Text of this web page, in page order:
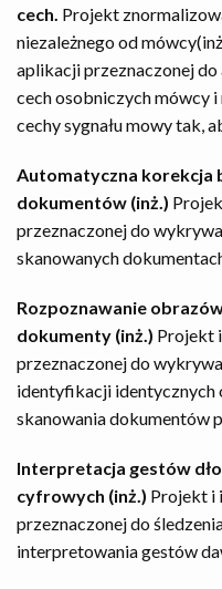
cech. Projekt
niezależnego od
aplikacji przeznaczonej
cech osobniczych mówcy
cechy sygnału mowy tak,
Automatyczna korekcja
dokumentów (inż.)
przeznaczonej do
skanowanych
Rozpoznawanie
dokumenty (inż.) Projekt
przeznaczonej do
identyfikacji identycznych
skanowania dokumentów
Interpretacja gestów
cyfrowych (inż.) Projekt i
przeznaczonej do
interpretowania gestów